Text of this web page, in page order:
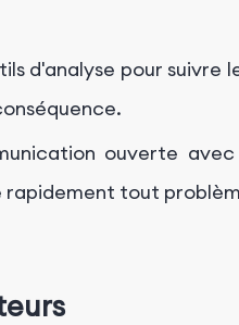
d'analyse pour suivre
ouverte
rapidement tout